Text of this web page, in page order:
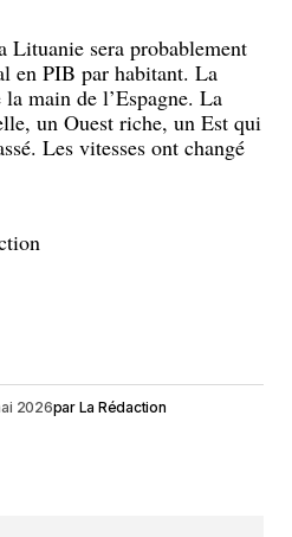
Lituanie sera probablement
en PIB par habitant. La
main de l’Espagne. La
un Ouest riche, un Est qui
Les vitesses ont changé
2026par La Rédaction